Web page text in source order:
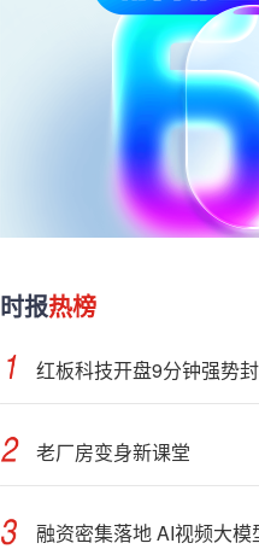
时报热榜
老厂房变身新课堂
融资密集落地 AI视频大